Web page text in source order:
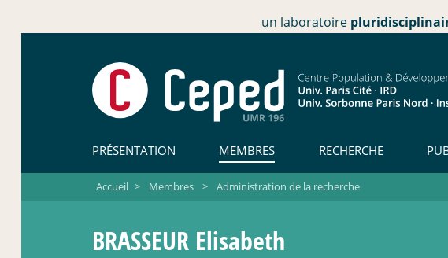
un laboratoire
PRÉSENTATION MEMBRES RECHERCHE
Accueil > Membres > Administration de la recherche
BRASSEUR Elisabeth